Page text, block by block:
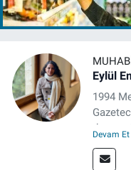
Eylül
1994
Devam Et